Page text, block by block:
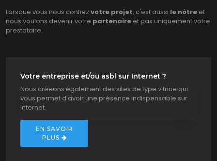
Lorsque vous nous confiez votre projet, c'est aussi le nôtre et
nous voulons devenir votre partenaire et pas uniquement votre
prestataire.
Votre entreprise et/ou asbl sur Internet ?
Nous créeons également des sites de type vitrine qui
vous permet d'avoir une présence indispensable sur
Internet.
EN SAVOIR
PLUS